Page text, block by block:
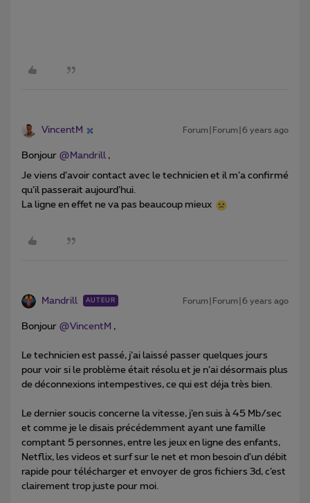
VincentM Forum|Forum|6 years ago
Bonjour @Mandrill ,
Je viens d’avoir contact avec le technicien et il m’a confirmé
qu’il passerait aujourd’hui.
La ligne en effet ne va pas beaucoup mieux
Mandrill AUTEUR Forum|Forum|6 years ago
Bonjour @VincentM ,
Le technicien est passé, j’ai laissé passer quelques jours
pour voir si le problème était résolu et je n’ai désormais plus
de déconnexions intempestives, ce qui est déja très bien.
Le dernier soucis concerne la vitesse, j’en suis à 45 Mb/sec
et comme je le disais précédemment ayant une famille
comptant 5 personnes, entre les jeux en ligne des enfants,
Netflix, les videos et surf sur le net et mon besoin d’un débit
rapide pour télécharger et envoyer de gros fichiers 3d, c’est
clairement trop juste pour moi.